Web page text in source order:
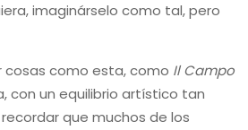
imaginárselo como tal, pero
cosas como esta, como Il Campo
con un equilibrio artístico tan
que muchos de los